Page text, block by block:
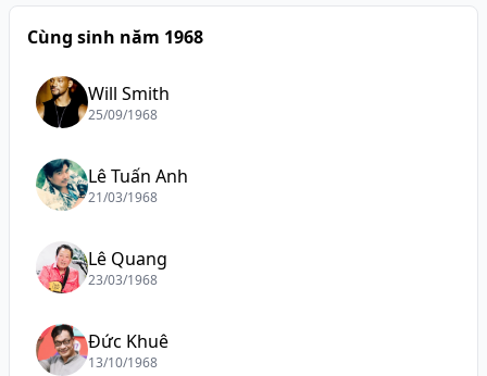
Cùng sinh năm 1968
Will Smith
25/09/1968
Lê Tuấn Anh
21/03/1968
Lê Quang
23/03/1968
Đức Khuê
13/10/1968